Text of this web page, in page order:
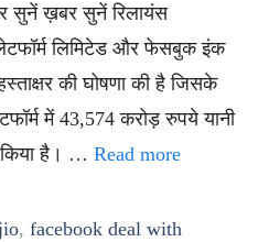
सुनें ख़बर सुनें रिलायंस
लिमिटेड और फेसबुक इंक
की घोषणा की है जिसके
में 43,574 करोड़ रुपये यानी
है। … Read more
, facebook deal with